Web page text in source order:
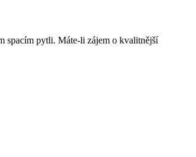
spacím pytli. Máte-li zájem o kvalitnější